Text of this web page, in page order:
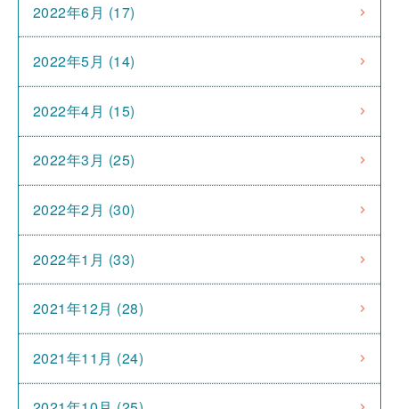
2022年6月 (17)
2022年5月 (14)
2022年4月 (15)
2022年3月 (25)
2022年2月 (30)
2022年1月 (33)
2021年12月 (28)
2021年11月 (24)